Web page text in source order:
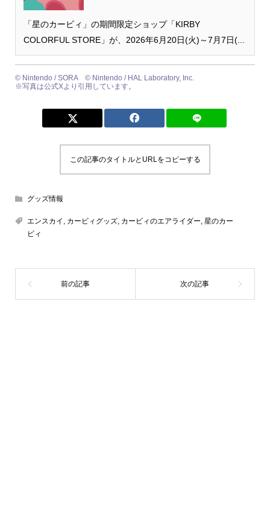
「星のカービィ」の期間限定ショップ「KIRBY
COLORFUL STORE」が、2026年6月20日(火)～7月7日(...
© Nintendo / SORA © Nintendo / HAL Laboratory, Inc.
※写真は公式Xより引用しています。
この記事のタイトルとURLをコピーする
グッズ情報
エンスカイ , カービィグッズ, カービィのエアライダー, 星のカー
ビィ